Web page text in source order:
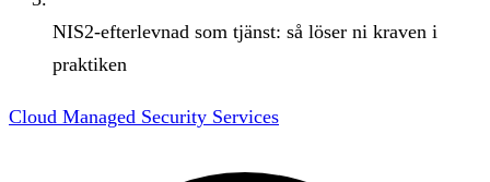
NIS2-efterlevnad som tjänst: så löser ni kraven i
praktiken
Cloud Managed Security Services